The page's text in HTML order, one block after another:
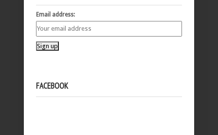
Email address:
FACEBOOK